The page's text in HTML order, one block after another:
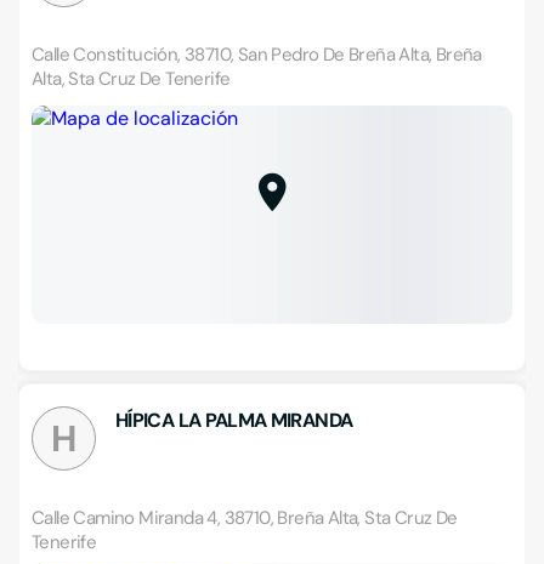
Calle Constitución, 38710, San Pedro De Breña Alta, Breña
Alta, Sta Cruz De Tenerife
H HÍPICA LA PALMA MIRANDA
Calle Camino Miranda 4, 38710, Breña Alta, Sta Cruz De
Tenerife